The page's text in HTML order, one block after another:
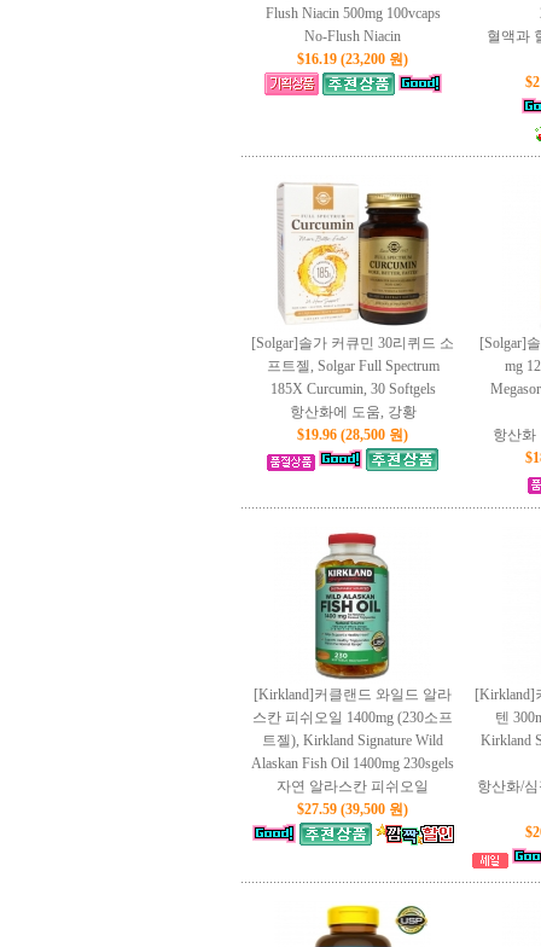
Flush Niacin 500mg 100vcaps
No-Flush Niacin
$16.19 (23,200 원)
혈액과
[Solgar]솔가 커큐민 30리퀴드 소
프트젤, Solgar Full Spectrum
185X Curcumin, 30 Softgels
항산화에 도움, 강황
$19.96 (28,500 원)
[Solgar]
mg
항산화
[Kirkland]커클랜드 와일드 알라
스칸 피쉬오일 1400mg (230소프
트젤), Kirkland Signature Wild
Alaskan Fish Oil 1400mg 230sgels
자연 알라스칸 피쉬오일
$27.59 (39,500 원)
[Kirkland]
텐
Kirkland
항산화/